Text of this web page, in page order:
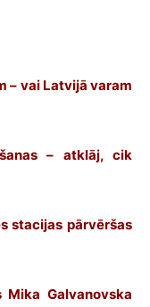
– vai Latvijā varam
– atklāj, cik
stacijas pārvēršas
Galvanovska